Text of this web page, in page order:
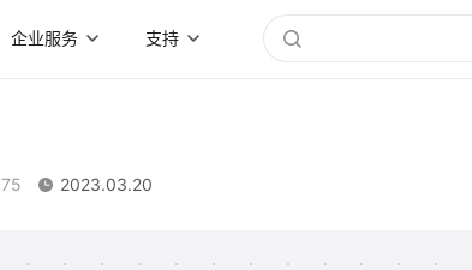
企业服务 支持
75 2023.03.20